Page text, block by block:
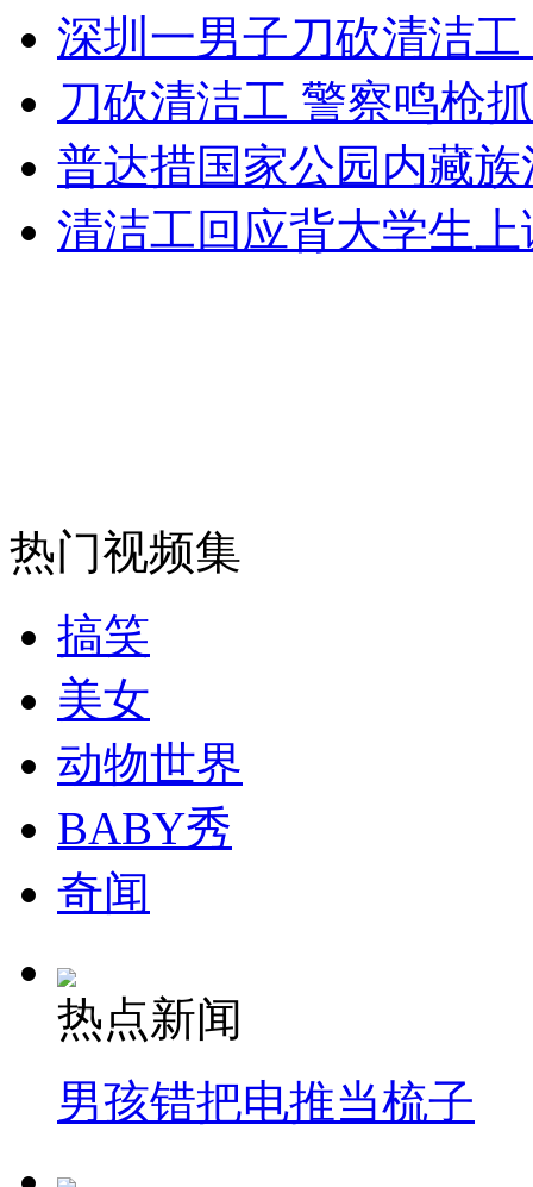
无痛分娩是否安全 医生回应
外交部：反对强权政治霸凌主义
消防员救轻生者 花炮节热闹非凡
纽约上演“枕头大战”
司机酒驾遇交警 急速倒车逃窜
深圳一男子刀砍清洁
刀砍清洁工 警察鸣枪
普达措国家公园内藏
清洁工回应背大学生
热门视频集
搞笑
美女
动物世界
BABY秀
奇闻
热点新闻
男孩错把电推当梳子